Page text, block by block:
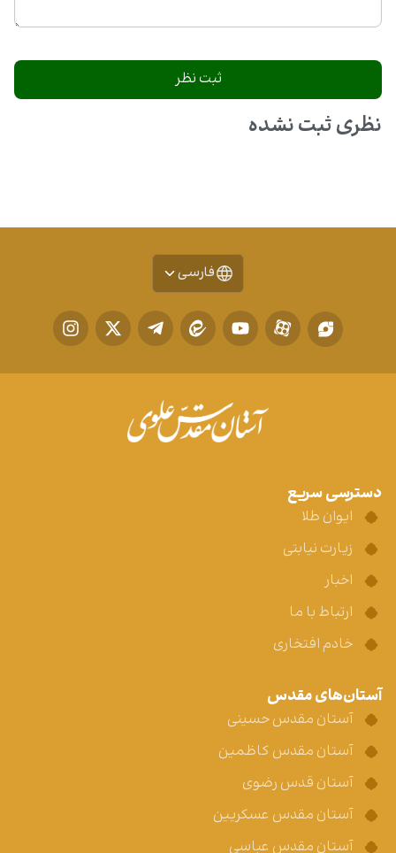
نظری ثبت نشده
فارسی
دسترسی سریع
ایوان طلا
زیارت نیابتی
اخبار
ارتباط با ما
خادم افتخاری
آستان‌های مقدس
آستان مقدس حسینی
آستان مقدس کاظمین
آستان قدس رضوی
آستان مقدس عسکریین
آستان مقدس عباسی